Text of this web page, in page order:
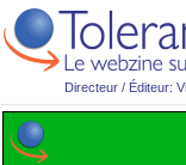
Directeur / Éditeur: